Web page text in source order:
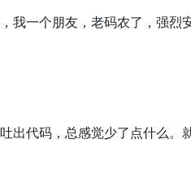
一个朋友，老码农了，强烈
出代码，总感觉少了点什么